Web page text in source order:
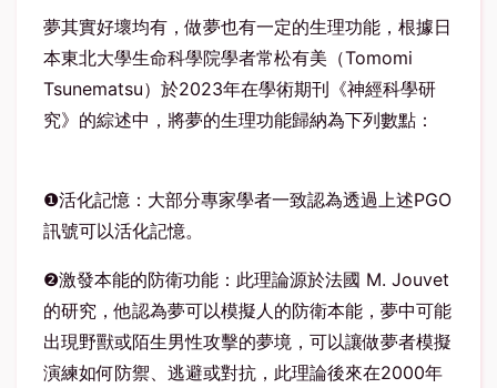
夢其實好壞均有，做夢也有一定的生理功能，根據日
本東北大學生命科學院學者常松有美（Tomomi
Tsunematsu）於2023年在學術期刊《神經科學研
究》的綜述中，將夢的生理功能歸納為下列數點：
❶活化記憶：大部分專家學者一致認為透過上述PGO
訊號可以活化記憶。
❷激發本能的防衛功能：此理論源於法國 M. Jouvet
的研究，他認為夢可以模擬人的防衛本能，夢中可能
出現野獸或陌生男性攻擊的夢境，可以讓做夢者模擬
演練如何防禦、逃避或對抗，此理論後來在2000年